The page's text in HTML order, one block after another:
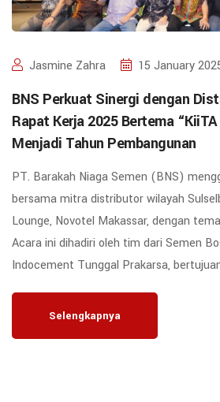
Jasmine Zahra 15 January
BNS Perkuat Sinergi dengan
Rapat Kerja 2025 Bertema
Menjadi Tahun Pembangunan
PT. Barakah Niaga Semen (BNS)
bersama mitra distributor wilayah
Lounge, Novotel Makassar, dengan
Acara ini dihadiri oleh tim dari Semen
Indocement Tunggal Prakarsa,
Selengkapnya